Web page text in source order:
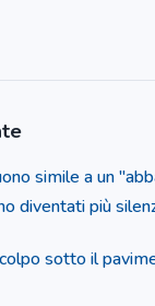
simile a un
diventati più
sotto il